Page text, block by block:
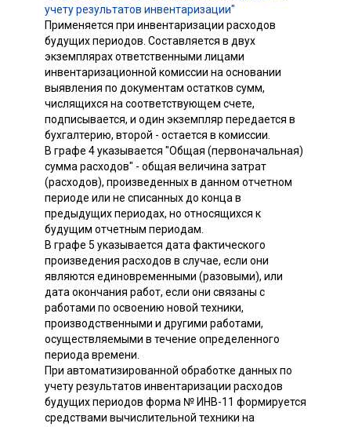
учету результатов инвентаризации"
Применяется при инвентаризации расходов
будущих периодов. Составляется в двух
экземплярах ответственными лицами
инвентаризационной комиссии на основании
выявления по документам остатков сумм,
числящихся на соответствующем счете,
подписывается, и один экземпляр передается в
бухгалтерию, второй - остается в комиссии.
В графе 4 указывается "Общая (первоначальная)
сумма расходов" - общая величина затрат
(расходов), произведенных в данном отчетном
периоде или не списанных до конца в
предыдущих периодах, но относящихся к
будущим отчетным периодам.
В графе 5 указывается дата фактического
произведения расходов в случае, если они
являются единовременными (разовыми), или
дата окончания работ, если они связаны с
работами по освоению новой техники,
производственными и другими работами,
осуществляемыми в течение определенного
периода времени.
При автоматизированной обработке данных по
учету результатов инвентаризации расходов
будущих периодов форма № ИНВ-11 формируется
средствами вычислительной техники на